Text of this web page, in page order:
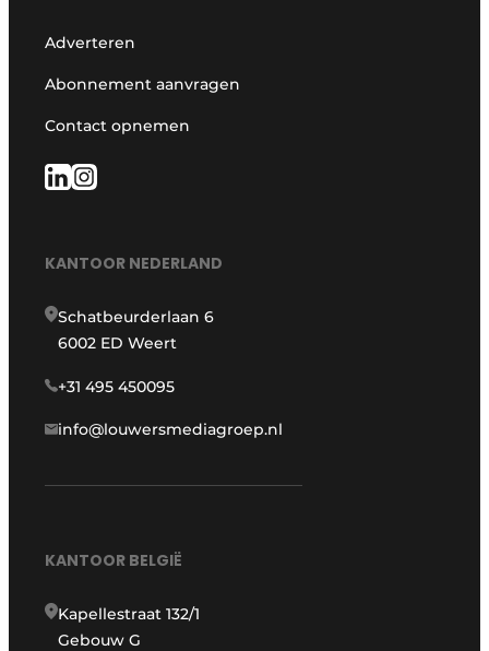
Adverteren
Abonnement aanvragen
Contact opnemen
KANTOOR NEDERLAND
Schatbeurderlaan 6
6002 ED Weert
+31 495 450095
info@louwersmediagroep.nl
KANTOOR BELGIË
Kapellestraat 132/1
Gebouw G